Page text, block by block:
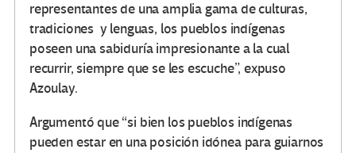
representantes de una amplia gama de culturas,
tradiciones y lenguas, los pueblos indígenas
poseen una sabiduría impresionante a la cual
recurrir, siempre que se les escuche”, expuso
Azoulay.
Argumentó que “si bien los pueblos indígenas
pueden estar en una posición idónea para guiarnos